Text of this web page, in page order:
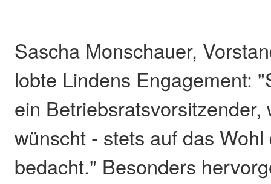
Sascha Monschauer,
lobte Lindens Engagement:
ein Betriebsratsvorsitzender,
wünscht - stets auf das
bedacht." Besonders